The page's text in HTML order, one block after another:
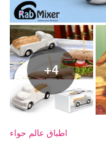
+4
اطباق عالم حواء